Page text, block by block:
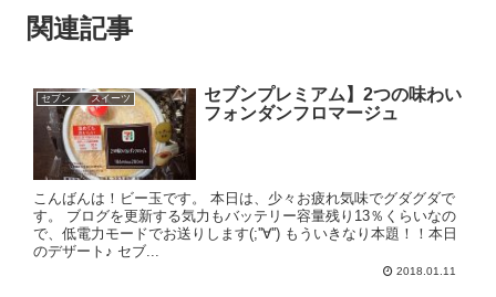
関連記事
セブン スイーツ
セブンプレミアム】2つの味わい
フォンダンフロマージュ
こんばんは！ビー玉です。 本日は、少々お疲れ気味でグダグダで
す。 ブログを更新する気力もバッテリー容量残り13％くらいなの
で、低電力モードでお送りします(;''∀'') もういきなり本題！！本日
のデザート♪ セブ...
2018.01.11